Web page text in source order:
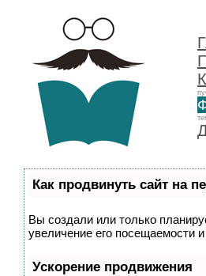
Как продвинуть сайт на
Вы создали или только
увеличение его посещаемости
Ускорение продвижения